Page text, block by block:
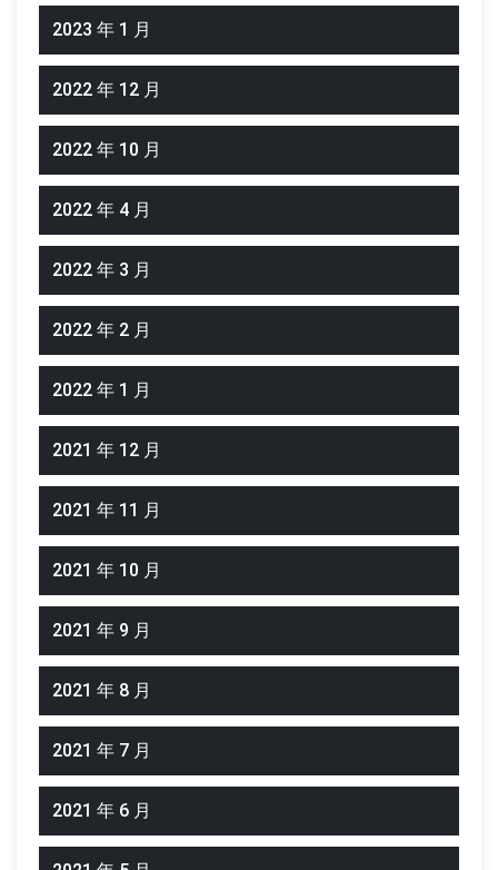
2023 年 1 月
2022 年 12 月
2022 年 10 月
2022 年 4 月
2022 年 3 月
2022 年 2 月
2022 年 1 月
2021 年 12 月
2021 年 11 月
2021 年 10 月
2021 年 9 月
2021 年 8 月
2021 年 7 月
2021 年 6 月